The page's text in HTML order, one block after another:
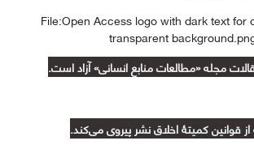
مجله «مطالعات منابع انسانی» آزاد است.
از قوانین کمیتۀ اخلاق نشر پیروی می‌کند.